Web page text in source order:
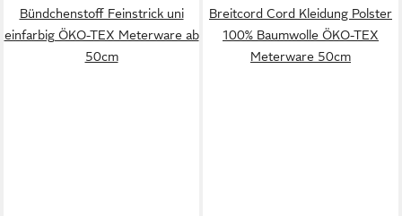
Bündchenstoff Feinstrick uni
einfarbig ÖKO-TEX Meterware ab
50cm
Breitcord Cord Kleidung Polster
100% Baumwolle ÖKO-TEX
Meterware 50cm